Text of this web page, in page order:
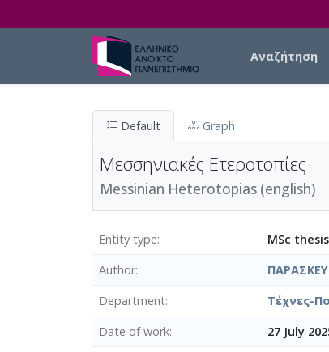
Αναζήτηση
Default Graph
Μεσσηνιακές Ετεροτοπίες
Messinian Heterotopias (english)
Entity type
MSc thesis
Author
Department
Τέχνες-
Date of work
27 July